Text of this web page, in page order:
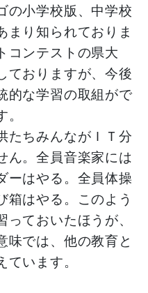
の小学校版、中学校
まり知られておりま
コンテストの県大
ておりますが、今後
的な学習の取組がで
ちみんながＩＴ分
ん。全員音楽家には
ーはやる。全員体操
箱はやる。このよう
ておいたほうが、
味では、他の教育と
います。